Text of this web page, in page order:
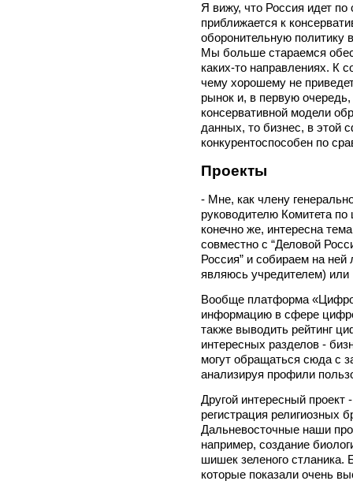
Я вижу, что Россия идет
приближается к
оборонительную политику
Мы больше стараемся
каких-то направлениях. К
чему хорошему не
рынок и, в первую
консервативной модели
данных, то бизнес, в этой
конкурентоспособен по
Проекты
- Мне, как члену
руководителю Комитета по
конечно же, интересна
совместно с “Деловой
Россия” и собираем на
являюсь учредителем)
Вообще платформа
информацию в сфере
также выводить рейтинг
интересных разделов -
могут обращаться сюда с
анализируя профили
Другой интересный
регистрация религиозных
Дальневосточные наши
например, создание
шишек зеленого
которые показали очень